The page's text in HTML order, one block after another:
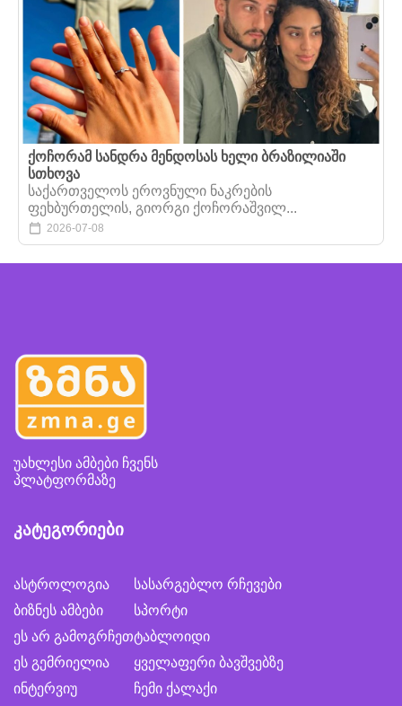
ქოჩორამ სანდრა მენდოსას ხელი ბრაზილიაში
სთხოვა
საქართველოს ეროვნული ნაკრების
ფეხბურთელის, გიორგი ქოჩორაშვილ...
2026-07-08
უახლესი ამბები ჩვენს
პლატფორმაზე
კატეგორიები
ასტროლოგია
ბიზნეს ამბები
ეს არ გამოგრჩეთ
ეს გემრიელია
ინტერვიუ
სასარგებლო რჩევები
სპორტი
ტაბლოიდი
ყველაფერი ბავშვებზე
ჩემი ქალაქი